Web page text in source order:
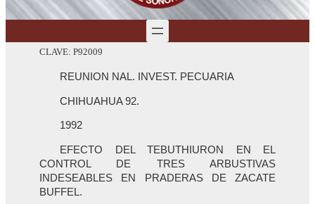
CLAVE: P92009
REUNION NAL. INVEST. PECUARIA
CHIHUAHUA 92.
1992
EFECTO DEL TEBUTHIURON EN EL
CONTROL DE TRES ARBUSTIVAS
INDESEABLES EN PRADERAS DE ZACATE
BUFFEL.